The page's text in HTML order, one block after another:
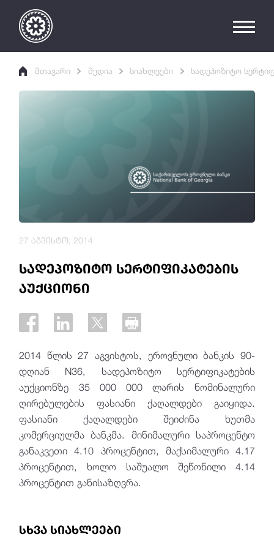
მთავარი მედია სიახლეები სადეპოზიტო
სადეპოზიტო სერტიფიკატების
აუქციონი
27 აგვისტო, 2014
2014 წლის 27 აგვისტოს, ეროვნული ბანკის 90-
დღიან N36, სადეპოზიტო სერტიფიკატების
აუქციონზე 35 000 000 ლარის ნომინალური
ღირებულების ფასიანი ქაღალდები გაიყიდა.
ფასიანი ქაღალდები შეიძინა ხუთმა
კომერციულმა ბანკმა. მინიმალური საპროცენტო
განაკვეთი 4.10 პროცენტით, მაქსიმალური 4.17
პროცენტით, ხოლო საშუალო შეწონილი 4.14
პროცენტით განისაზღვრა.
სხვა სიახლეები